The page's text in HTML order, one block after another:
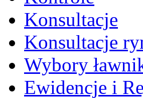
Konsultacje
Konsultacje
Wybory
Ewidencje i